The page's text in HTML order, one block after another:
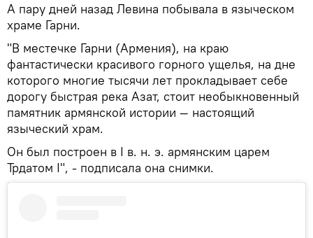
А пару дней назад Левина побывала в языческом
храме Гарни.
"В местечке Гарни (Армения), на краю
фантастически красивого горного ущелья, на дне
которого многие тысячи лет прокладывает себе
дорогу быстрая река Азат, стоит необыкновенный
памятник армянской истории — настоящий
языческий храм.
Он был построен в I в. н. э. армянским царем
Трдатом I", - подписала она снимки.